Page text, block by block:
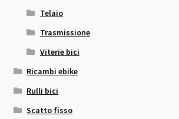
Telaio
Trasmissione
Viterie bici
Ricambi ebike
Rulli bici
Scatto fisso